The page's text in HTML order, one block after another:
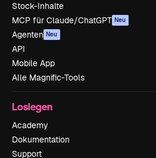
Stock-Inhalte
MCP für Claude/ChatGPT Neu
Agenten Neu
API
Mobile App
Alle Magnific-Tools
Loslegen
Academy
Dokumentation
Support